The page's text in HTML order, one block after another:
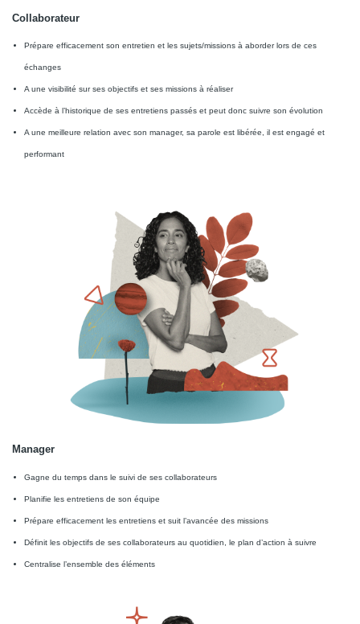
Collaborateur
Prépare efficacement son entretien et les sujets/missions à aborder lors de ces
échanges
A une visibilité sur ses objectifs et ses missions à réaliser
Accède à l’historique de ses entretiens passés et peut donc suivre son évolution
A une meilleure relation avec son manager, sa parole est libérée, il est engagé et
performant
Manager
Gagne du temps dans le suivi de ses collaborateurs
Planifie les entretiens de son équipe
Prépare efficacement les entretiens et suit l’avancée des missions
Définit les objectifs de ses collaborateurs au quotidien, le plan d’action à suivre
Centralise l’ensemble des éléments